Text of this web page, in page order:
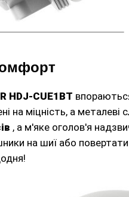
HDJ-CUE1BT
на міцність, а
, а м'яке оголов'я
на шиї або